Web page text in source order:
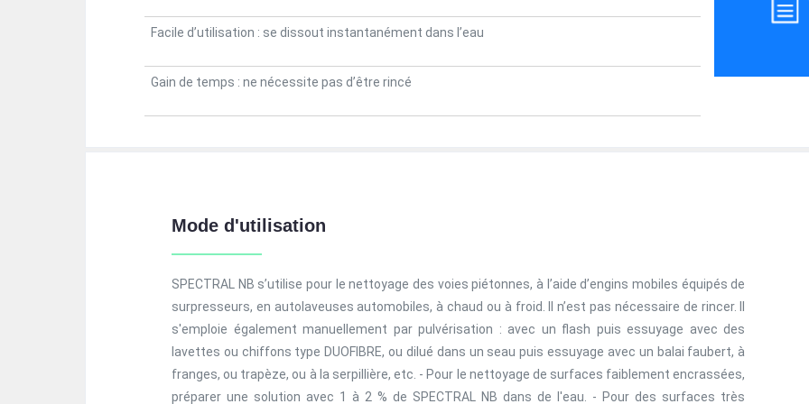
Facile d’utilisation : se dissout instantanément dans l’eau
Gain de temps : ne nécessite pas d’être rincé
Mode d'utilisation
SPECTRAL NB s’utilise pour le nettoyage des voies piétonnes, à l’aide d’engins mobiles équipés de
surpresseurs, en autolaveuses automobiles, à chaud ou à froid. Il n’est pas nécessaire de rincer. Il
s'emploie également manuellement par pulvérisation : avec un flash puis essuyage avec des
lavettes ou chiffons type DUOFIBRE, ou dilué dans un seau puis essuyage avec un balai faubert, à
franges, ou trapèze, ou à la serpillière, etc. - Pour le nettoyage de surfaces faiblement encrassées,
préparer une solution avec 1 à 2 % de SPECTRAL NB dans de l'eau. - Pour des surfaces très